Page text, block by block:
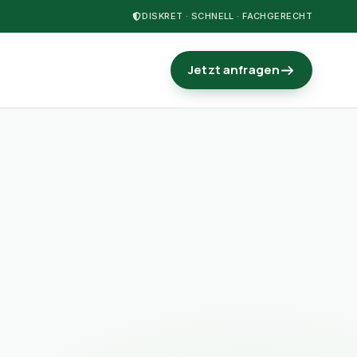
DISKRET · SCHNELL · FACHGERECHT
Jetzt anfragen